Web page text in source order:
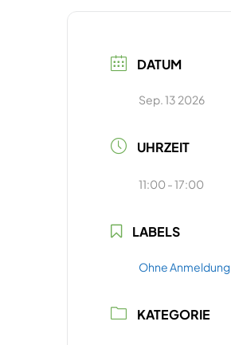
DATUM
Sep. 13 2026
UHRZEIT
11:00 - 17:00
LABELS
Ohne Anmeldung
KATEGORIE